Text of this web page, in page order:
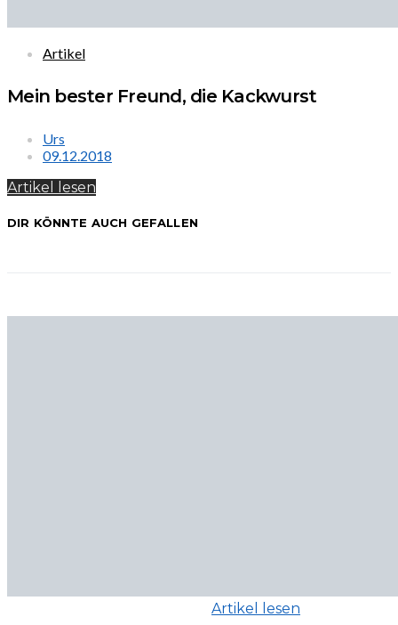
Artikel
Mein bester Freund, die Kackwurst
Urs
09.12.2018
Artikel lesen
DIR KÖNNTE AUCH GEFALLEN
Artikel lesen